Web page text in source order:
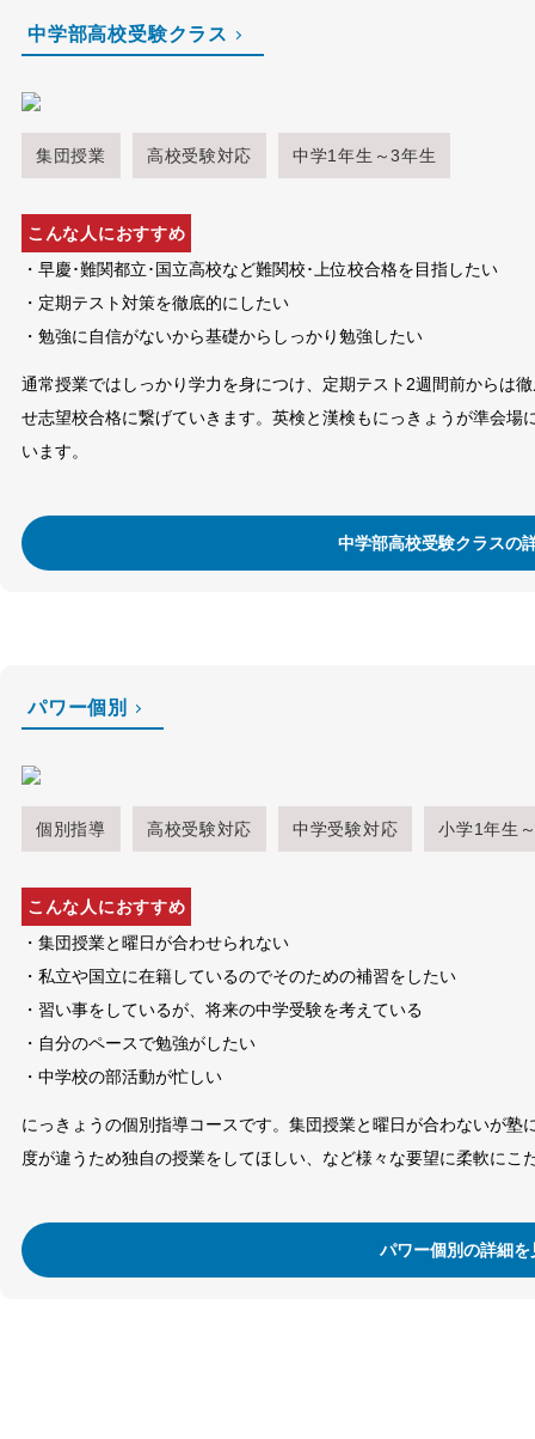
中学部高校受験クラス
集団授業 高校受験対応 中学1年生～3年生
こんな人におすすめ
・早慶･難関都立･国立高校など難関校･上位校合格を目指したい
・定期テスト対策を徹底的にしたい
・勉強に自信がないから基礎からしっかり勉強したい
通常授業ではしっかり学力を身につけ、定期テスト2週間前からは
せ志望校合格に繋げていきます。英検と漢検もにっきょうが準会
います。
中学部高校受験クラスの
パワー個別
個別指導 高校受験対応 中学受験対応 小学1年生
こんな人におすすめ
・集団授業と曜日が合わせられない
・私立や国立に在籍しているのでそのための補習をしたい
・習い事をしているが、将来の中学受験を考えている
・自分のペースで勉強がしたい
・中学校の部活動が忙しい
にっきょうの個別指導コースです。集団授業と曜日が合わないが
度が違うため独自の授業をしてほしい、など様々な要望に柔軟に
パワー個別の詳細を